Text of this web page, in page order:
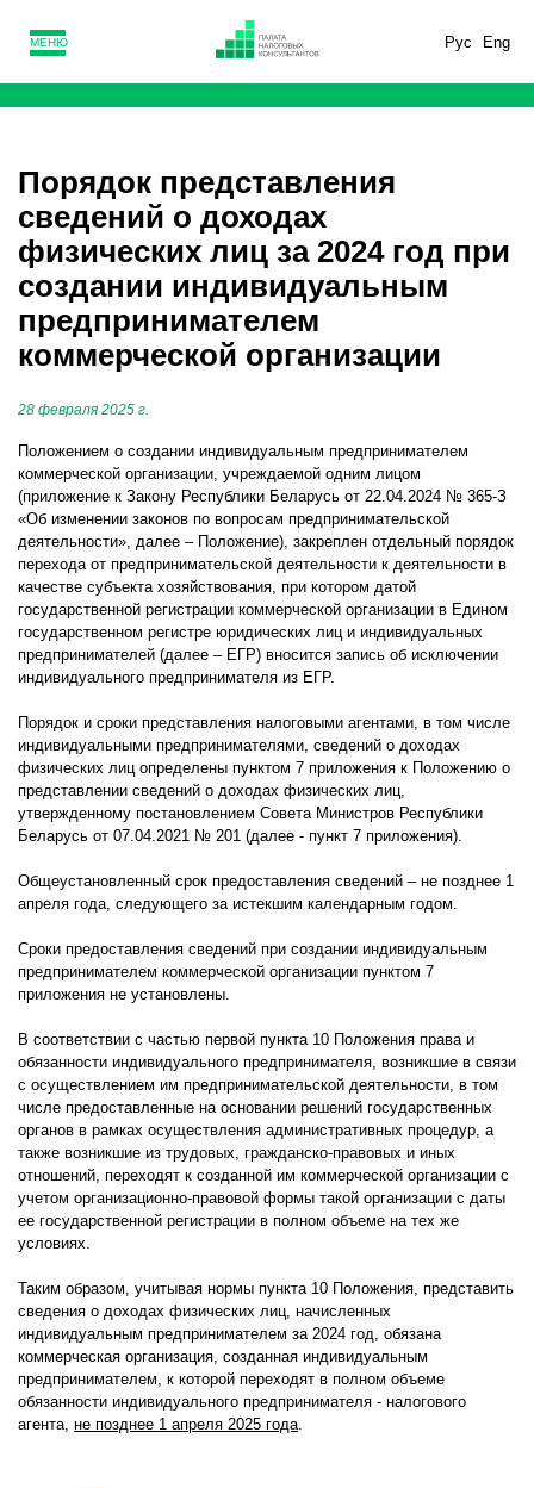
Рус Eng
МЕНЮ
Порядок представления
сведений о доходах
физических лиц за 2024 год при
создании индивидуальным
предпринимателем
коммерческой организации
28 февраля 2025 г.
Положением о создании индивидуальным предпринимателем
коммерческой организации, учреждаемой одним лицом
(приложение к Закону Республики Беларусь от 22.04.2024 № 365-З
«Об изменении законов по вопросам предпринимательской
деятельности», далее – Положение), закреплен отдельный порядок
перехода от предпринимательской деятельности к деятельности в
качестве субъекта хозяйствования, при котором датой
государственной регистрации коммерческой организации в Едином
государственном регистре юридических лиц и индивидуальных
предпринимателей (далее – ЕГР) вносится запись об исключении
индивидуального предпринимателя из ЕГР.
Порядок и сроки представления налоговыми агентами, в том числе
индивидуальными предпринимателями, сведений о доходах
физических лиц определены пунктом 7 приложения к Положению о
представлении сведений о доходах физических лиц,
утвержденному постановлением Совета Министров Республики
Беларусь от 07.04.2021 № 201 (далее - пункт 7 приложения).
Общеустановленный срок предоставления сведений – не позднее 1
апреля года, следующего за истекшим календарным годом.
Сроки предоставления сведений при создании индивидуальным
предпринимателем коммерческой организации пунктом 7
приложения не установлены.
В соответствии с частью первой пункта 10 Положения права и
обязанности индивидуального предпринимателя, возникшие в связи
с осуществлением им предпринимательской деятельности, в том
числе предоставленные на основании решений государственных
органов в рамках осуществления административных процедур, а
также возникшие из трудовых, гражданско-правовых и иных
отношений, переходят к созданной им коммерческой организации с
учетом организационно-правовой формы такой организации с даты
ее государственной регистрации в полном объеме на тех же
условиях.
Таким образом, учитывая нормы пункта 10 Положения, представить
сведения о доходах физических лиц, начисленных
индивидуальным предпринимателем за 2024 год, обязана
коммерческая организация, созданная индивидуальным
предпринимателем, к которой переходят в полном объеме
обязанности индивидуального предпринимателя - налогового
агента, не позднее 1 апреля 2025 года.